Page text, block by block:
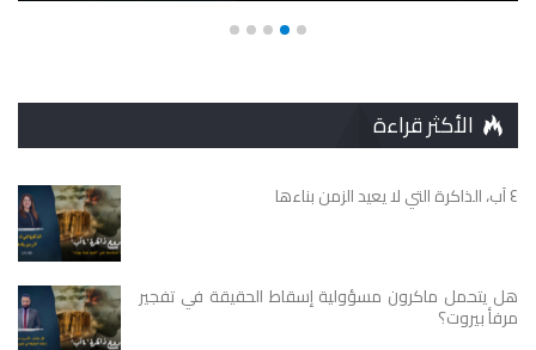
الأكثر قراءة
٤ آب، الذاكرة التي لا يعيد الزمن بناءها
هل يتحمل ماكرون مسؤولية إسقاط الحقيقة في تفجير
مرفأ بيروت؟